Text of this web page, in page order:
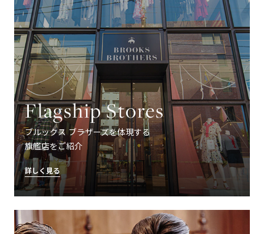
Flagship Stores
ブルックス ブラザーズを体現する
旗艦店をご紹介
詳しく見る